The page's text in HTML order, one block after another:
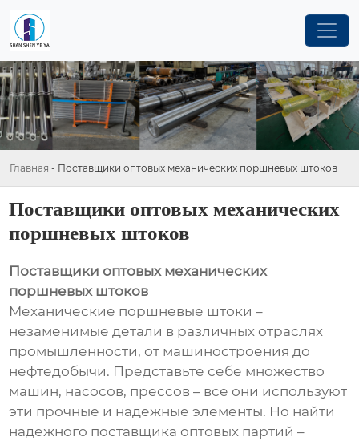
Главная - Поставщики оптовых механических поршневых штоков
Поставщики оптовых механических
поршневых штоков
Поставщики оптовых механических
поршневых штоков
Механические поршневые штоки –
незаменимые детали в различных отраслях
промышленности, от машиностроения до
нефтедобычи. Представьте себе множество
машин, насосов, прессов – все они используют
эти прочные и надежные элементы. Но найти
надежного поставщика оптовых партий –